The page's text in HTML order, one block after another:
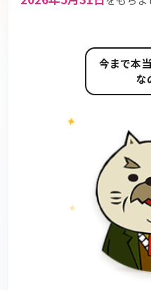
今まで本
な
✦
✧